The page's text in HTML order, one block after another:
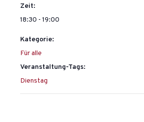
Zeit:
18:30 - 19:00
Kategorie:
Für alle
Veranstaltung-Tags:
Dienstag